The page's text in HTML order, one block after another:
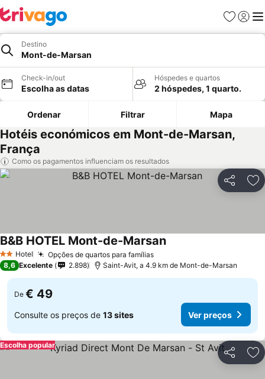
Favoritos
Iniciar
Destino
Mont-de-Marsan
Check-in/out
Escolha as datas
Hóspedes e quartos
2 hóspedes, 1 quarto.
Ordenar Filtrar Mapa
Hotéis económicos em Mont-de-Marsan,
França
Como os pagamentos influenciam os resultados
Partilhar
2 Estrelas
Hotel Opções de quartos para famíliasVer preços
B&B HOTEL Mont-de-MarsanVer preços
8,6 Excelente 2.898 Saint-Avit, a 4.9 km de Mont-de-Marsan
De € 49
Consulte os preços de 13 sites Ver preços
Partilhar
Escolha popular